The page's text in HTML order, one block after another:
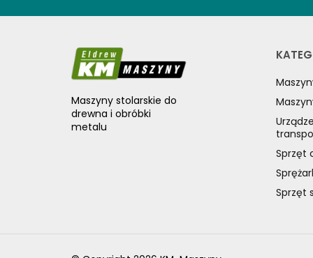
Maszyny stolarskie do
drewna i obróbki
metalu
Sprzęt
Sprzęt